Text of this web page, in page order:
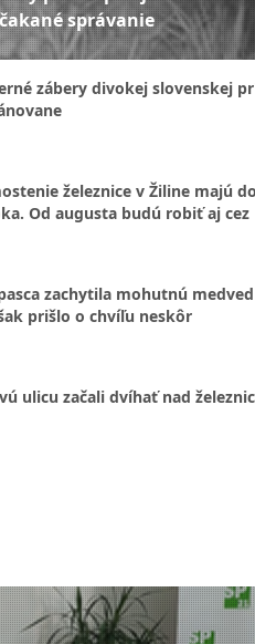
správanie
zábery divokej slovenskej
železnice v Žiline majú
Od augusta budú robiť aj cez
zachytila mohutnú
prišlo o chvíľu neskôr
ulicu začali dvíhať nad